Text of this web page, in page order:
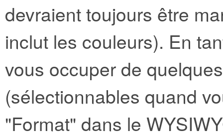
devraient toujours être
inclut les couleurs). En
vous occuper de
(sélectionnables quand
"Format" dans le